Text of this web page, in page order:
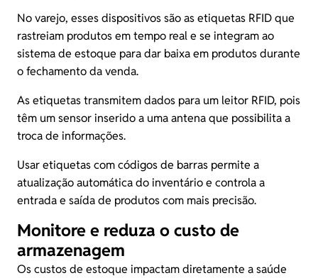
No varejo, esses dispositivos são as etiquetas RFID que
rastreiam produtos em tempo real e se integram ao
sistema de estoque para dar baixa em produtos durante
o fechamento da venda.
As etiquetas transmitem dados para um leitor RFID, pois
têm um sensor inserido a uma antena que possibilita a
troca de informações.
Usar etiquetas com códigos de barras permite a
atualização automática do inventário e controla a
entrada e saída de produtos com mais precisão.
Monitore e reduza o custo de
armazenagem
Os custos de estoque impactam diretamente a saúde